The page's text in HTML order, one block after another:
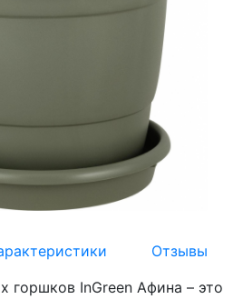
Отзывы
горшков InGreen Афина – это